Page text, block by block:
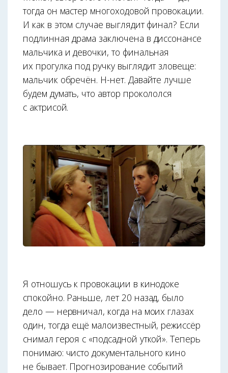
тогда он мастер многоходовой провокации.
И как в этом случае выглядит финал? Если
подлинная драма заключена в диссонансе
мальчика и девочки, то финальная
их прогулка под ручку выглядит зловеще:
мальчик обречён. Н-нет. Давайте лучше
будем думать, что автор прокололся
с актрисой.
Я отношусь к провокации в кинодоке
спокойно. Раньше, лет 20 назад, было
дело — нервничал, когда на моих глазах
один, тогда ещё малоизвестный, режиссёр
снимал героя с «подсадной уткой». Теперь
понимаю: чисто документального кино
не бывает. Прогнозирование событий